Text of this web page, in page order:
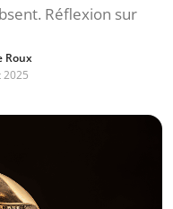
Réflexion sur
Roux
2025